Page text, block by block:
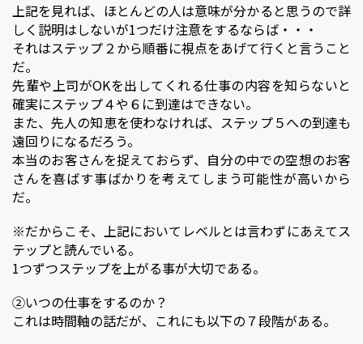
上記を見れば、ほとんどの人は意味が分かると思うので詳
しく説明はしないが1つだけ注意をするならば・・・
それはステップ２から順番に視点をあげて行くと言うこと
だ。
先輩や上司がOKを出してくれる仕事の内容を知らないと
確実にステップ４や６に到達はできない。
また、先人の知恵を使わなければ、ステップ５への到達も
遠回りになるだろう。
本当のお客さんを捉えておらず、自分の中での空想のお客
さんを喜ばす事ばかりを考えてしまう可能性が高いから
だ。
※だからこそ、上記においてレベルとは言わずにあえてス
テップと読んでいる。
1つずつステップを上がる事が大切である。
②いつの仕事をするのか？
これは時間軸の話だが、これにも以下の７段階がある。